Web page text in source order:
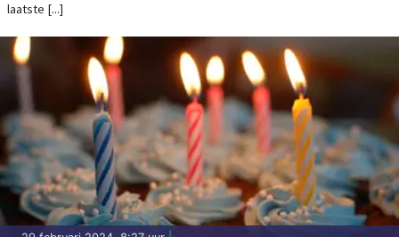
laatste [...]